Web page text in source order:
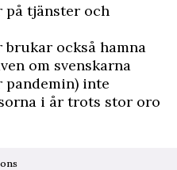
på tjänster och
också hamna
om svenskarna
inte
i år trots stor oro